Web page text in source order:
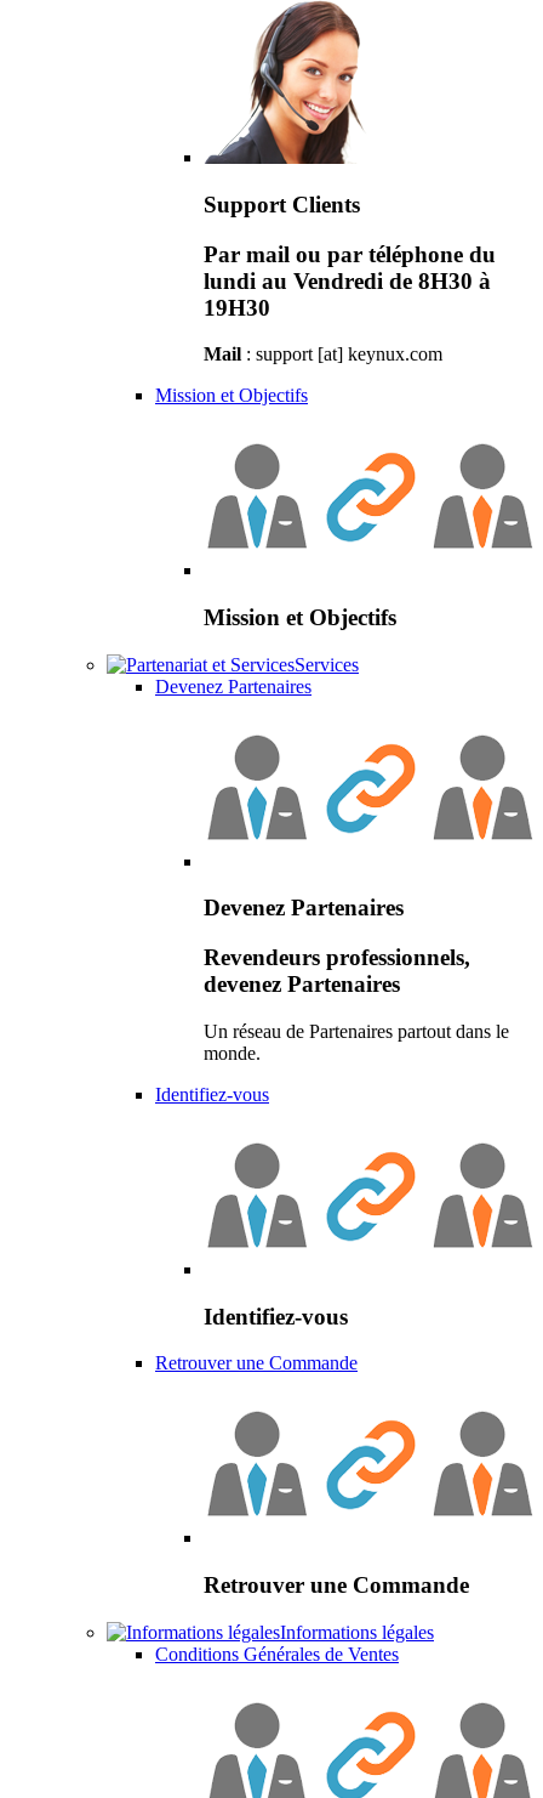
Support Clients
Par mail ou par téléphone du
lundi au Vendredi de 8H30 à
19H30
Mail : support [at] keynux.com
Mission et Objectifs
Mission et Objectifs
Services
Devenez Partenaires
Devenez Partenaires
Revendeurs professionnels,
devenez Partenaires
Un réseau de Partenaires partout dans le
monde.
Identifiez-vous
Identifiez-vous
Retrouver une Commande
Retrouver une Commande
Informations légales
Conditions Générales de Ventes